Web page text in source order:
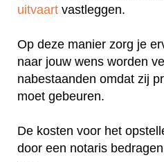
uitvaart vastleggen.
Op deze manier zorg je
naar jouw wens worden
nabestaanden omdat zij
moet gebeuren.
De kosten voor het
door een notaris bedragen